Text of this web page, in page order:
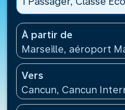
À partir de
Marseille, aéroport
Vers
Cancun, Cancun